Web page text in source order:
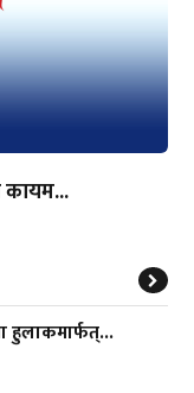
कायम...
हुलाकमार्फत्...